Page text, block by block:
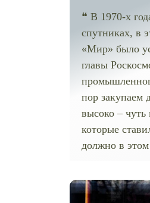
❝ В 1970-х
спутниках, в
«Мир» было
главы
пор закупаем
высоко –
которые
должно в